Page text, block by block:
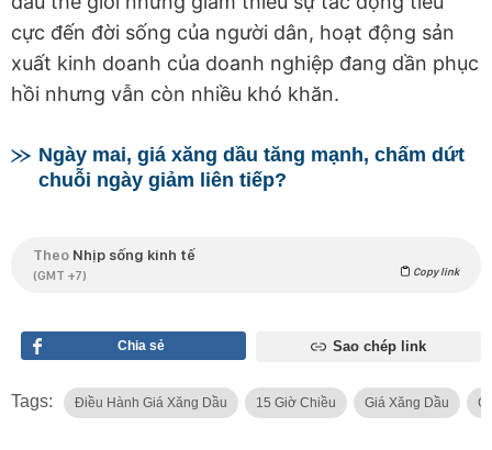
cực đến đời sống của người dân, hoạt động sản
xuất kinh doanh của doanh nghiệp đang dần phục
hồi nhưng vẫn còn nhiều khó khăn.
Ngày mai, giá xăng dầu tăng mạnh, chấm dứt
chuỗi ngày giảm liên tiếp?
Theo Nhịp sống kinh tế
(GMT +7) Copy link
Chia sẻ Sao chép link
Tags: Điều Hành Giá Xăng Dầu 15 Giờ Chiều Giá Xăng Dầu